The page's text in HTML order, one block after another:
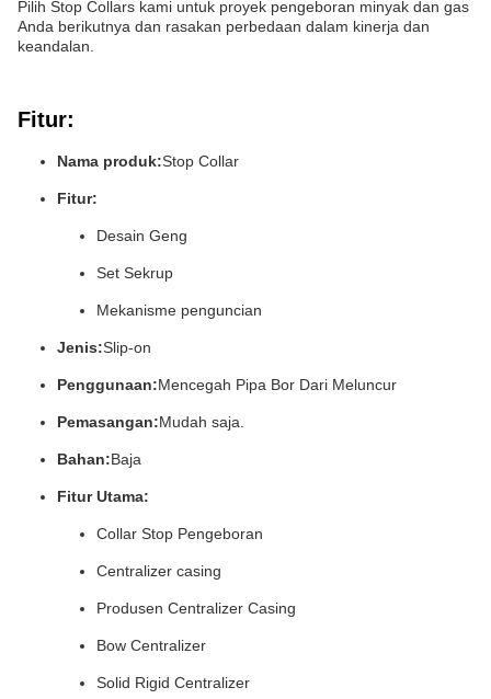
Pilih Stop Collars kami untuk proyek pengeboran minyak dan gas
Anda berikutnya dan rasakan perbedaan dalam kinerja dan
keandalan.
Fitur:
Nama produk:Stop Collar
Fitur:
Desain Geng
Set Sekrup
Mekanisme penguncian
Jenis:Slip-on
Penggunaan:Mencegah Pipa Bor Dari Meluncur
Pemasangan:Mudah saja.
Bahan:Baja
Fitur Utama:
Collar Stop Pengeboran
Centralizer casing
Produsen Centralizer Casing
Bow Centralizer
Solid Rigid Centralizer